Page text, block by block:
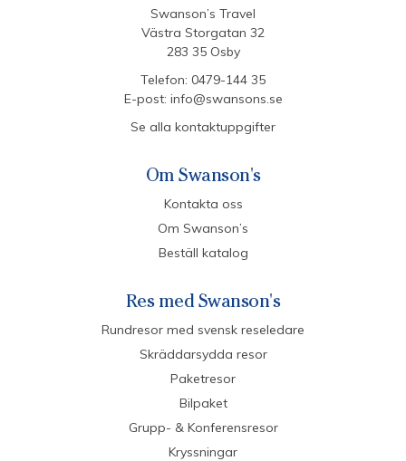
Swanson’s Travel
Västra Storgatan 32
283 35 Osby
Telefon: 0479-144 35
E-post: info@swansons.se
Se alla kontaktuppgifter
Om Swanson's
Kontakta oss
Om Swanson’s
Beställ katalog
Res med Swanson's
Rundresor med svensk reseledare
Skräddarsydda resor
Paketresor
Bilpaket
Grupp- & Konferensresor
Kryssningar